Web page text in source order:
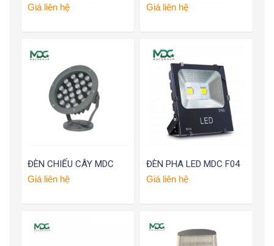
Giá liên hệ Giá liên hệ
ĐÈN CHIẾU CÂY MDC
Giá liên hệ
ĐÈN PHA LED MDC F04
Giá liên hệ